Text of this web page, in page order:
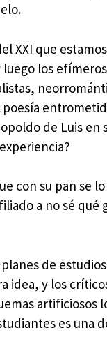
XXI que
los
de Luis en
con su pan se
a no sé
de
idea, y los
es una